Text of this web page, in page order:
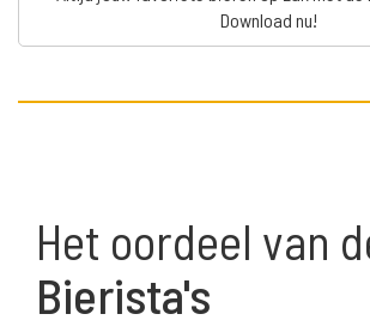
Download nu!
Het oordeel van
Bierista's